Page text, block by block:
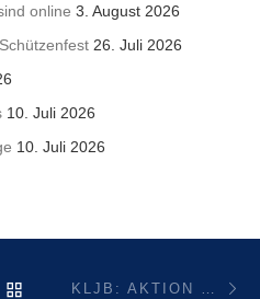
online 3. August 2026
26. Juli 2026
10. Juli 2026
10. Juli 2026
ZURÜCK ZUR